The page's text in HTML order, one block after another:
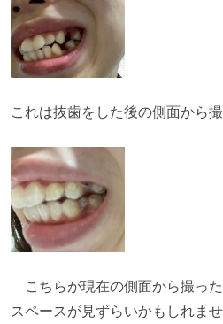
これは抜歯をした後の側面から撮
こちらが現在の側面から撮っ
スペースが見ずらいかもしれま